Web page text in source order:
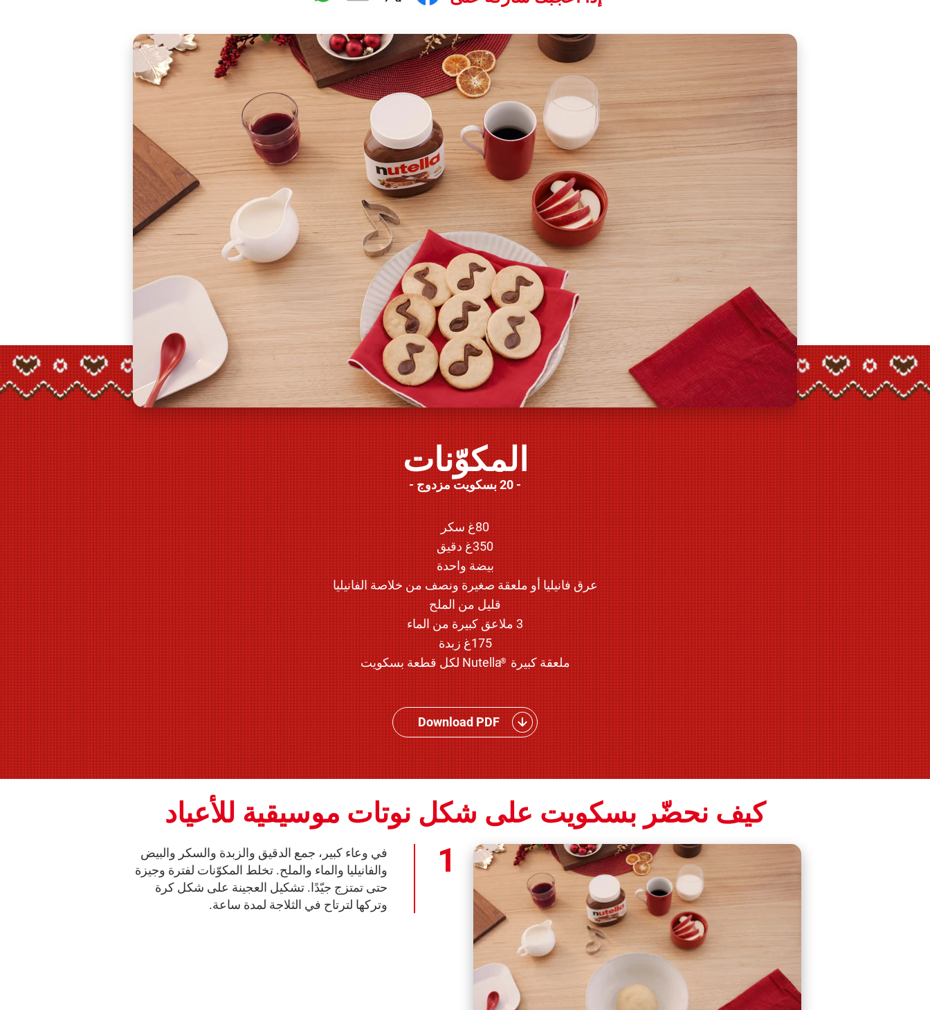
المكوّنات
20 بسكويت مزدوج
80غ سكر
350غ دقيق
بيضة واحدة
عرق فانيليا أو ملعقة صغيرة ونصف من خلاصة الفانيليا
قليل من الملح
3 ملاعق كبيرة من الماء
175غ زبدة
ملعقة كبيرة®Nutella لكل قطعة بسكويت
Download PDF
كيف نحضّر بسكويت على شكل نوتات موسيقية للأعياد
في وعاء كبير، جمع الدقيق والزبدة والسكر والبيض
والفانيليا والماء والملح. تخلط المكوّنات لفترة وجيزة
حتى تمتزج جيّدًا. تشكيل العجينة على شكل كرة
وتركها لترتاح في الثلاجة لمدة ساعة.